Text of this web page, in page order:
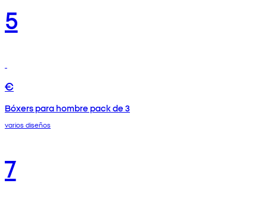
5
€
Bóxers para hombre pack de 3
varios diseños
7